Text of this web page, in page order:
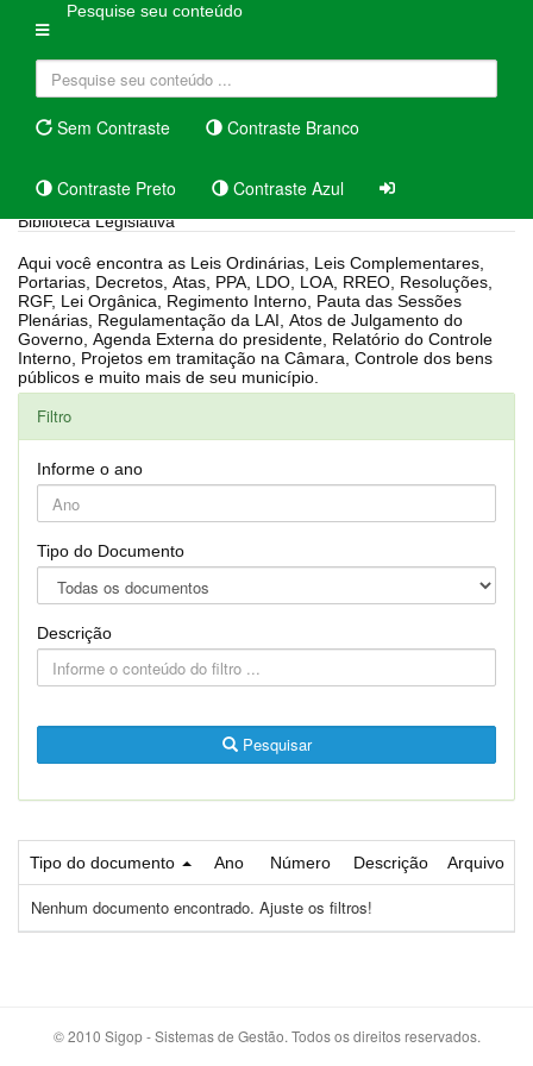
Pesquise seu conteúdo
Sem Contraste Contraste Branco
Contraste Preto Contraste Azul
Biblioteca Legislativa
Aqui você encontra as Leis Ordinárias, Leis Complementares,
Portarias, Decretos, Atas, PPA, LDO, LOA, RREO, Resoluções,
RGF, Lei Orgânica, Regimento Interno, Pauta das Sessões
Plenárias, Regulamentação da LAI, Atos de Julgamento do
Governo, Agenda Externa do presidente, Relatório do Controle
Interno, Projetos em tramitação na Câmara, Controle dos bens
públicos e muito mais de seu município.
Filtro
Informe o ano
Tipo do Documento
Descrição
Pesquisar
Tipo do documento Ano Número Descrição Arquivo
Nenhum documento encontrado. Ajuste os filtros!
© 2010 Sigop - Sistemas de Gestão. Todos os direitos reservados.